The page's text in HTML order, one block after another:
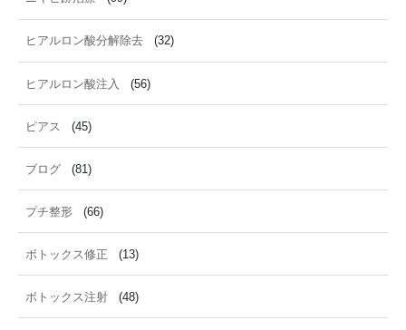
ヒアルロン酸分解除去 (32)
ヒアルロン酸注入 (56)
ピアス (45)
ブログ (81)
プチ整形 (66)
ボトックス修正 (13)
ボトックス注射 (48)